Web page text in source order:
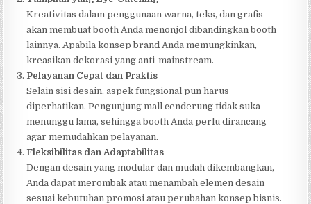
Kreativitas dalam penggunaan warna, teks, dan grafis
akan membuat booth Anda menonjol dibandingkan booth
lainnya. Apabila konsep brand Anda memungkinkan,
kreasikan dekorasi yang anti-mainstream.
Pelayanan Cepat dan Praktis
Selain sisi desain, aspek fungsional pun harus
diperhatikan. Pengunjung mall cenderung tidak suka
menunggu lama, sehingga booth Anda perlu dirancang
agar memudahkan pelayanan.
Fleksibilitas dan Adaptabilitas
Dengan desain yang modular dan mudah dikembangkan,
Anda dapat merombak atau menambah elemen desain
sesuai kebutuhan promosi atau perubahan konsep bisnis.